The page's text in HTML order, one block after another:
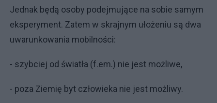
Jednak będą osoby podejmujące na sobie samym
eksperyment. Zatem w skrajnym ułożeniu są dwa
uwarunkowania mobilności:
- szybciej od światła (f.em.) nie jest możliwe,
- poza Ziemię byt człowieka nie jest możliwy.